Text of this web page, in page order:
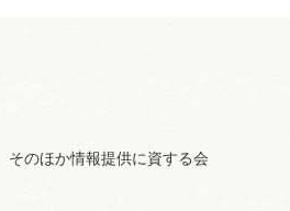
そのほか情報提供に資する会